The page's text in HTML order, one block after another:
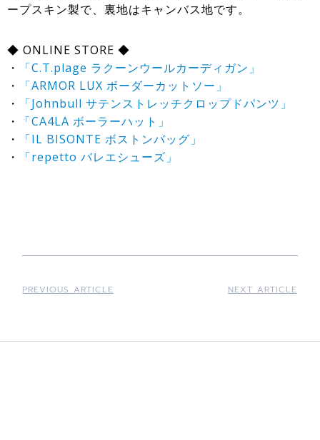
ープスキン製で、裏地はキャンバス地です。
◆ ONLINE STORE ◆
・
「C.T.plage ラクーンウールカーディガン」
・
「ARMOR LUX ボーダーカットソー」
・
「Johnbull サテンストレッチクロップドパンツ」
・
「CA4LA ボーラーハット」
・
「IL BISONTE ボストンバッグ」
・
「repetto バレエシューズ」
PREVIOUS ARTICLE NEXT ARTICLE